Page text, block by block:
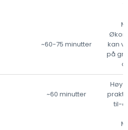
~60-75 minutter
kan
på
~60 minutter
Høy
til-